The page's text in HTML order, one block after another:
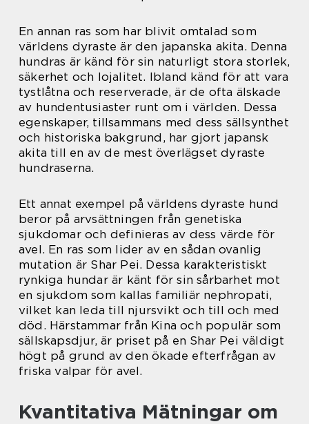
En annan ras som har blivit omtalad som
världens dyraste är den japanska akita. Denna
hundras är känd för sin naturligt stora storlek,
säkerhet och lojalitet. Ibland känd för att vara
tystlåtna och reserverade, är de ofta älskade
av hundentusiaster runt om i världen. Dessa
egenskaper, tillsammans med dess sällsynthet
och historiska bakgrund, har gjort japansk
akita till en av de mest överlägset dyraste
hundraserna.
Ett annat exempel på världens dyraste hund
beror på arvsättningen från genetiska
sjukdomar och definieras av dess värde för
avel. En ras som lider av en sådan ovanlig
mutation är Shar Pei. Dessa karakteristiskt
rynkiga hundar är känt för sin sårbarhet mot
en sjukdom som kallas familiär nephropati,
vilket kan leda till njursvikt och till och med
död. Härstammar från Kina och populär som
sällskapsdjur, är priset på en Shar Pei väldigt
högt på grund av den ökade efterfrågan av
friska valpar för avel.
Kvantitativa Mätningar om